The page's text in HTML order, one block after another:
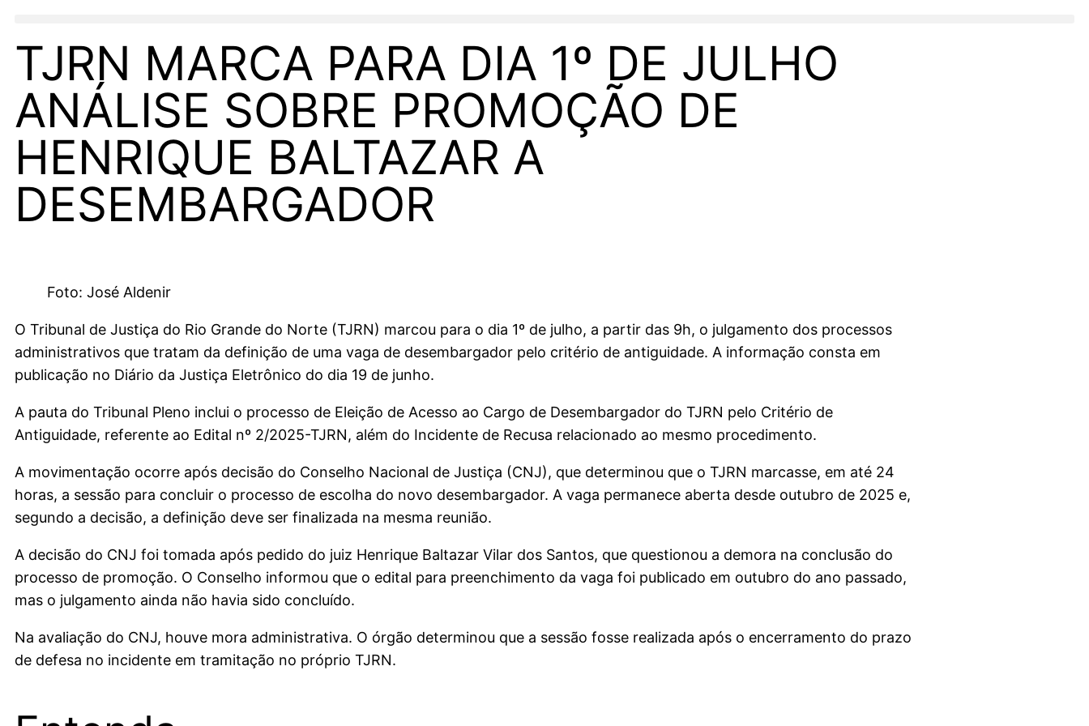
TJRN MARCA PARA DIA 1º DE JULHO
ANÁLISE SOBRE PROMOÇÃO DE
HENRIQUE BALTAZAR A
DESEMBARGADOR
Foto: José Aldenir
O Tribunal de Justiça do Rio Grande do Norte (TJRN) marcou para o dia 1º de julho, a partir das 9h, o julgamento dos processos
administrativos que tratam da definição de uma vaga de desembargador pelo critério de antiguidade. A informação consta em
publicação no Diário da Justiça Eletrônico do dia 19 de junho.
A pauta do Tribunal Pleno inclui o processo de Eleição de Acesso ao Cargo de Desembargador do TJRN pelo Critério de
Antiguidade, referente ao Edital nº 2/2025-TJRN, além do Incidente de Recusa relacionado ao mesmo procedimento.
A movimentação ocorre após decisão do Conselho Nacional de Justiça (CNJ), que determinou que o TJRN marcasse, em até 24
horas, a sessão para concluir o processo de escolha do novo desembargador. A vaga permanece aberta desde outubro de 2025 e,
segundo a decisão, a definição deve ser finalizada na mesma reunião.
A decisão do CNJ foi tomada após pedido do juiz Henrique Baltazar Vilar dos Santos, que questionou a demora na conclusão do
processo de promoção. O Conselho informou que o edital para preenchimento da vaga foi publicado em outubro do ano passado,
mas o julgamento ainda não havia sido concluído.
Na avaliação do CNJ, houve mora administrativa. O órgão determinou que a sessão fosse realizada após o encerramento do prazo
de defesa no incidente em tramitação no próprio TJRN.